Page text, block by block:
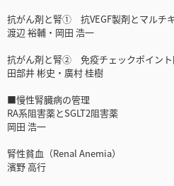
抗がん剤と腎① 抗VEGF製剤とマルチ
渡辺 裕輔・岡田 浩一
抗がん剤と腎② 免疫チェックポイント
田部井 彬史・廣村 桂樹
■慢性腎臓病の管理
RA系阻害薬とSGLT2阻害薬
岡田 浩一
腎性貧血（Renal Anemia）
濱野 高行